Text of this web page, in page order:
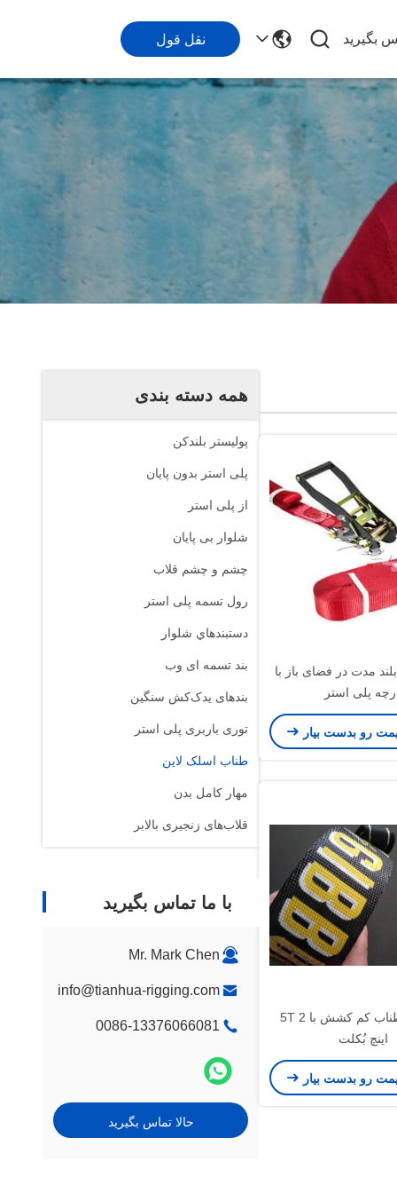
بگیرید نقل قول
همه دسته بندی
پوليستر بلندکن
پلی استر بدون پایان
از پلی استر
شلوار بی پایان
چشم و چشم قلاب
رول تسمه پلی استر
دستبندهاي شلوار
بند تسمه ای وب
بندهای یدک‌کش سنگین
توری باربری پلی استر
طناب اسلک لاین
مهار کامل بدن
قلاب‌های زنجیری بالابر
با ما تماس بگیرید
Mr. Mark Chen
info@tianhua-rigging.com
0086-13376066081
حالا تماس بگیرید
مدت در فضای باز با
پلی استر
رو بدست بیار
دوام بالا طناب کم کشش با 5T 2
اینچ بُکلت
رو بدست بیار